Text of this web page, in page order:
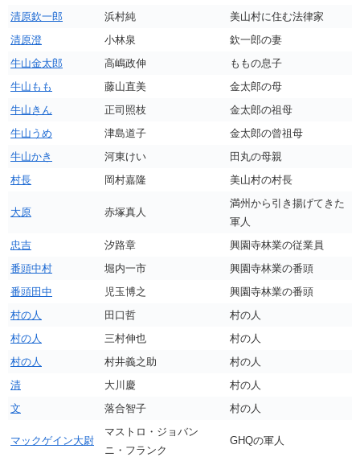
清原欽一郎 浜村純
美山村に住む法律家
清原澄
小林泉
欽一郎の妻
牛山金太郎
高嶋政伸
ももの息子
牛山もも
藤山直美
金太郎の母
牛山きん
正司照枝
金太郎の祖母
牛山うめ
津島道子
金太郎の曾祖母
牛山かき
河東けい
田丸の母親
村長
岡村嘉隆 美山村の村長
大原 赤塚真人
満州から引き揚げてきた
軍人
忠吉
汐路章
興園寺林業の従業員
番頭中村
堀内一市
興園寺林業の番頭
番頭田中
児玉博之
興園寺林業の番頭
村の人
田口哲
村の人
村の人
三村伸也
村の人
村の人
村井義之助
村の人
清
大川慶
村の人
文
落合智子 村の人
マックゲイン大尉
マストロ・ジョバン
ニ・フランク
GHQの軍人